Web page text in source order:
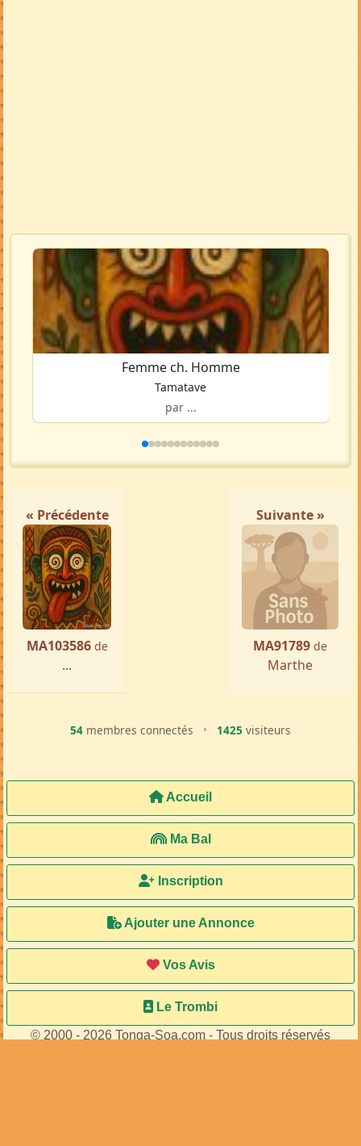
Femme ch. Homme
Tamatave
par ...
« Précédente
MA103586 de
...
Suivante »
MA91789 de
Marthe
54 membres connectés • 1425 visiteurs
Accueil
Ma Bal
Inscription
Ajouter une Annonce
Vos Avis
Le Trombi
© 2000 - 2026 Tonga-Soa.com - Tous droits réservés